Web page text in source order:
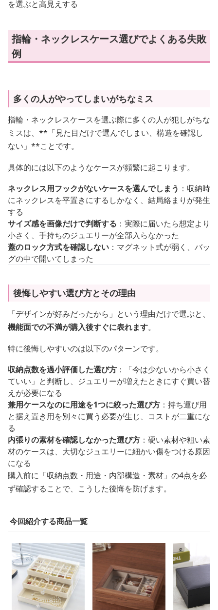
を選ぶと高見えする
指輪・ネックレスケース選びでよくある失敗
例
多くの人がやってしまいがちなミス
指輪・ネックレスケースを選ぶ際に多くの人が犯しがちな
ミスは、**「見た目だけで選んでしまい、構造を確認し
ない」**ことです。
具体的には以下のようなケースが頻繁に起こります。
ネックレス用フックがないケースを選んでしまう ：収納時
にネックレスを平置きにするしかなく、結局絡まりが発生
する
サイズ感を画像だけで判断する ：実際に届いたら想定より
小さく、手持ちのジュエリーが全部入らなかった
蓋のロック方式を確認しない ：マグネット式が弱く、バッ
グの中で開いてしまった
後悔しやすい選び方とその理由
「デザインが好みだったから」という理由だけで選ぶと、
機能面での不満が購入後すぐに表れます。
特に後悔しやすいのは以下のパターンです。
収納点数を過小評価した選び方 ：「今は少ないから小さく
ていい」と判断し、ジュエリーが増えたときにすぐ買い替
えが必要になる
兼用ケースなのに用途を1つに絞った選び方 ：持ち運び用
と据え置き用を別々に買う必要が生じ、コストが二重にな
る
内張りの素材を確認しなかった選び方 ：硬い素材や粗い素
材のケースは、大切なジュエリーに細かい傷をつける原因
になる
購入前に「収納点数・用途・内部構造・素材」の4点を必
ず確認することで、こうした後悔を防げます。
今回紹介する商品一覧